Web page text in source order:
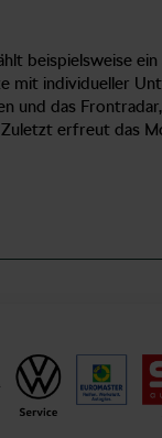
beispielsweise
mit individueller
und das
erfreut das